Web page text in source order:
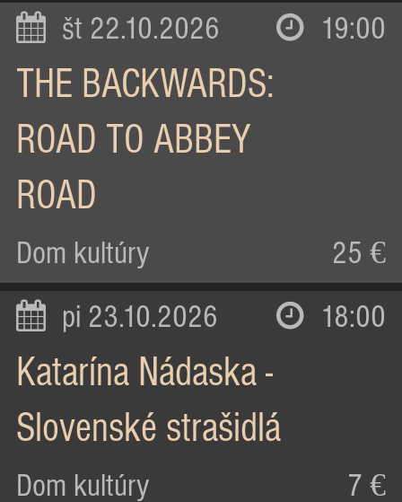
št 22.10.2026 19:00
THE BACKWARDS:
ROAD TO ABBEY
ROAD
Dom kultúry 25 €
pi 23.10.2026 18:00
Katarína Nádaska -
Slovenské strašidlá
Dom kultúry 7 €